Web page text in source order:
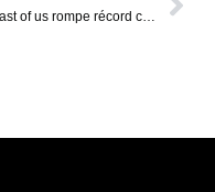
The last of us rompe récord con el capítulo más visto en 24 horas